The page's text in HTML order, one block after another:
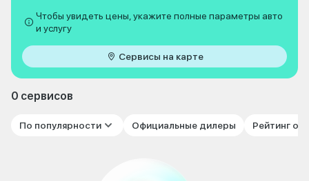
Чтобы увидеть цены, укажите полные параметры авто
и услугу
Сервисы на карте
0 сервисов
По популярности Официальные дилеры Рейтинг